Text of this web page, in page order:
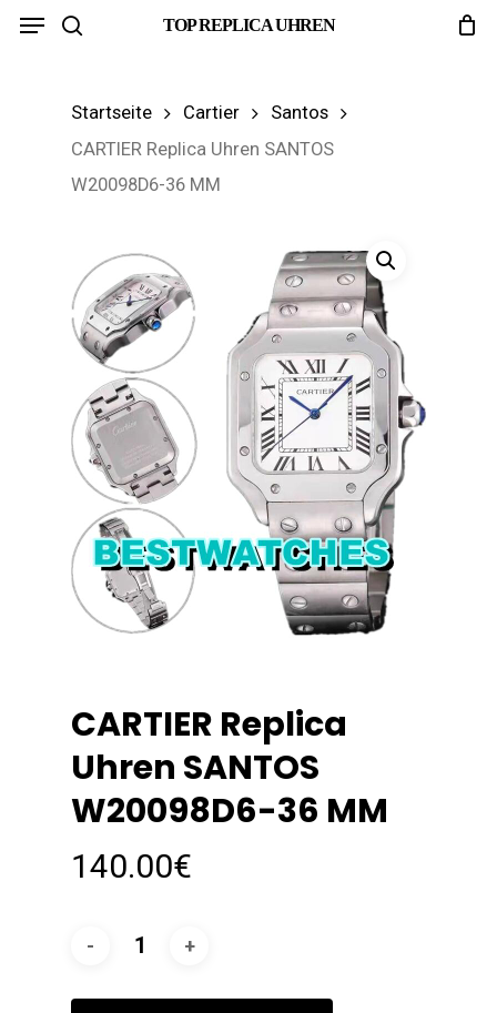
Skip
TOP REPLICA UHREN
Menu
Startseite Cartier
Santos
CARTIER Replica Uhren SANTOS
W20098D6-36 MM
CARTIER Replica
Uhren SANTOS
W20098D6-36 MM
140.00€